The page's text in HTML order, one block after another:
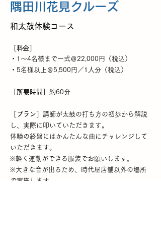
隅田川花見クルーズ
和太鼓体験コース
［料金］
・1～4名様まで一式＠22,000円（税込）
・5名様以上＠5,500円／1人分（税込）
［所要時間］ 約60分
［プラン］ 講師が太鼓の打ち方の初歩から解説
し、実際に叩いていただき ます。
体験の終盤にはかんたんな曲にチャレンジして
いただきます。
※軽く運動ができる服装でお願いします。
※大きな音が出るため、時代屋店舗以外の場所
で実施します。